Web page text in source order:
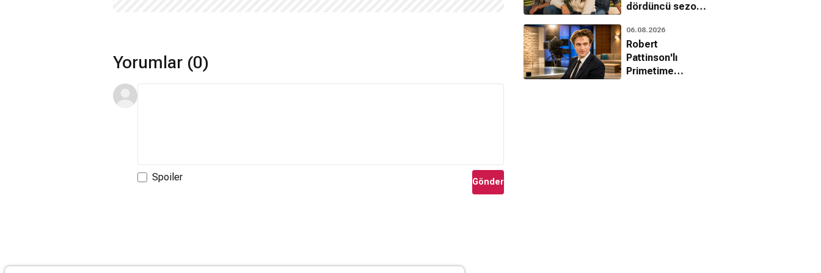
Yorumlar (0)
Spoiler Gönder
dördüncü sezon
06.08.2026
Robert
Pattinson'lı
Primetime